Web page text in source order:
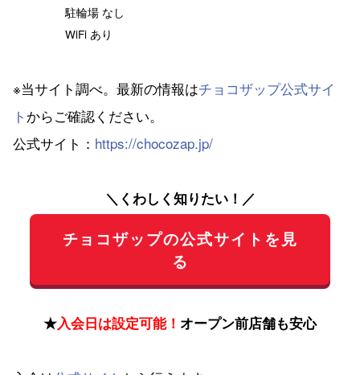
駐輪場 なし
WiFi あり
※当サイト調べ。最新の情報はチョコザップ公式サイ
ト からご確認ください。
公式サイト： https://chocozap.jp/
＼くわしく知りたい！／
チョコザップの公式サイトを見
る
★入会日は設定可能！ オープン前店舗も安心